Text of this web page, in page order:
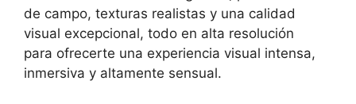
de campo, texturas realistas y una calidad
visual excepcional, todo en alta resolución
para ofrecerte una experiencia visual intensa,
inmersiva y altamente sensual.